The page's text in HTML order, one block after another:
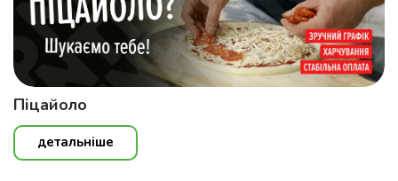
Піцайоло
детальніше